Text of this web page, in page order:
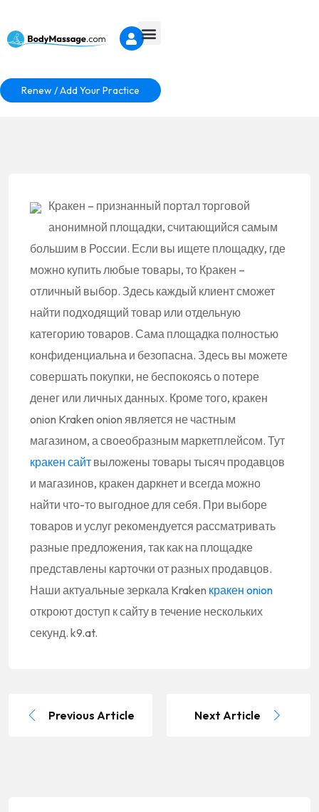
Renew / Add Your Practice
Кракен – признанный портал торговой
анонимной площадки, считающийся самым
большим в России. Если вы ищете площадку, где
можно купить любые товары, то Кракен –
отличный выбор. Здесь каждый клиент сможет
найти подходящий товар или отдельную
категорию товаров. Сама площадка полностью
конфиденциальна и безопасна. Здесь вы можете
совершать покупки, не беспокоясь о потере
денег или личных данных. Кроме того, кракен
onion Kraken onion является не частным
магазином, а своеобразным маркетплейсом. Тут
кракен сайт выложены товары тысяч продавцов
и магазинов, кракен даркнет и всегда можно
найти что-то выгодное для себя. При выборе
товаров и услуг рекомендуется рассматривать
разные предложения, так как на площадке
представлены карточки от разных продавцов.
Наши актуальные зеркала Kraken кракен onion
откроют доступ к сайту в течение нескольких
секунд. k9.at.
Previous Article Next Article